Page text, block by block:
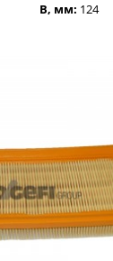
B, мм: 124